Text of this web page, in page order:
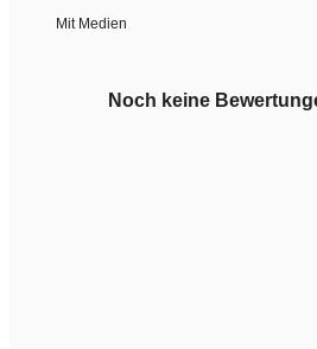
Mit Medien
Noch keine